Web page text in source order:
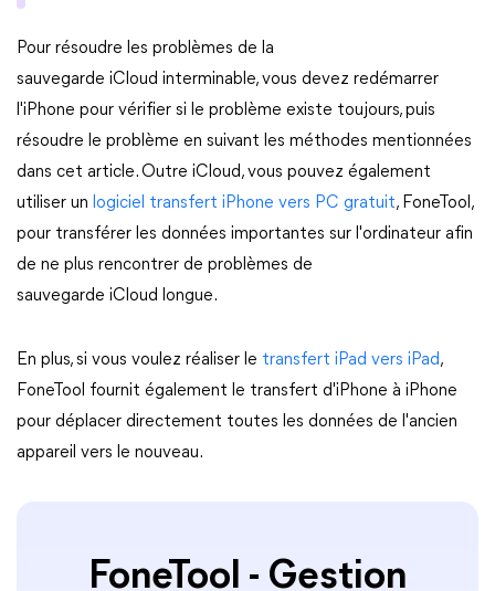
Pour résoudre les problèmes de la
sauvegarde iCloud interminable, vous devez redémarrer
l'iPhone pour vérifier si le problème existe toujours, puis
résoudre le problème en suivant les méthodes mentionnées
dans cet article. Outre iCloud, vous pouvez également
utiliser un logiciel transfert iPhone vers PC gratuit, FoneTool,
pour transférer les données importantes sur l'ordinateur afin
de ne plus rencontrer de problèmes de
sauvegarde iCloud longue.
En plus, si vous voulez réaliser le transfert iPad vers iPad,
FoneTool fournit également le transfert d'iPhone à iPhone
pour déplacer directement toutes les données de l'ancien
appareil vers le nouveau.
FoneTool - Gestion